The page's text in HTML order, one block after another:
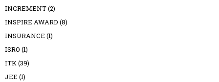
INCREMENT(2)
INSPIRE AWARD (8)
INSURANCE (1)
ISRO (1)
ITK(39)
JEE (1)